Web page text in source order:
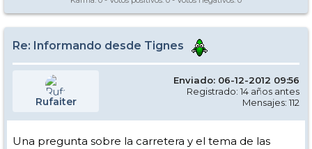
Re: Informando desde Tignes
Rufaiter
Enviado: 06-12-2012 09:56
Registrado: 14 años antes
Mensajes: 112
Una pregunta sobre la carretera y el tema de las